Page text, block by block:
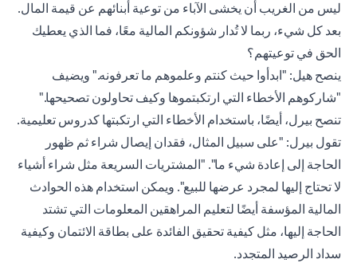
ليس من الغريب أن يخشى الآباء من توعية أبنائهم عن قيمة المال.
بعد كل شيء، ربما لا تُدار شؤونكم المالية معًا، فما الذي يعطيك
الحق في توعيتهم؟
ينصح هيل: "ابدأوا حيث كنتم وعلموهم ما تعرفونه." ويضيف
"شاركوهم الأخطاء التي ارتكبتموها وكيف تحاولون تصحيحها."
تنصح بيرل، أيضًا، باستخدام الأخطاء التي ارتكبتها كدروس تعليمية.
تقول بيرل: "على سبيل المثال، فقدان إيصال شراء ثم ظهور
الحاجة إلى إعادة شيء ما". "المشتريات السريعة مثل شراء أشياء
لا تحتاج إليها لمجرد عرضها للبيع". ويمكن استخدام هذه الحوادث
المالية المؤسفة أيضًا لتعليم المراهقين المعلومات التي تشتد
الحاجة إليها، مثل كيفية تحقيق الفائدة على بطاقة الائتمان وكيفية
سداد الرصيد المتجدد.